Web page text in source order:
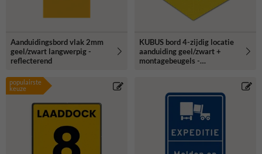
Aanduidingsbord vlak 2mm
geel/zwart langwerpig -
reflecterend
KUBUS bord 4-zijdig locatie
aanduiding geel/zwart +
montagebeugels -
populairste
keuze